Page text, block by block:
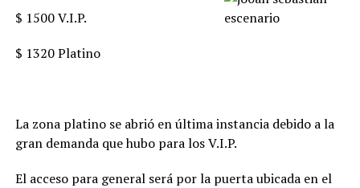
$ 1500 V.I.P.
$ 1320 Platino
La zona platino se abrió en última instancia debido a la
gran demanda que hubo para los V.I.P.
El acceso para general será por la puerta ubicada en el